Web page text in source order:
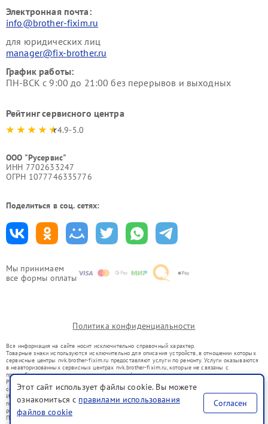
Мы принимаем
все формы оплаты
Электронная почта:
info@brother-fixim.ru
для юридических лиц
manager@fix-brother.ru
График работы:
ПН-ВСК с 9:00 до 21:00 без перерывов и выходных
Рейтинг сервисного центра
4.9-5.0
ООО "Русервис"
ИНН 7702633247
ОГРН 1077746335776
Поделиться в соц. сетях:
Политика конфиденциальности
Вся информация на сайте носит исключительно справочный характер.
Товарные знаки используются исключительно для описания устройств, в отношении которых
сервисные центры nvk.brother-fixim.ru предоставляют услуги по ремонту. Услуги оказываются
в неавторизованных сервисных центрах nvk.brother-fixim.ru, которые не связаны с
правообладателями товарных знаков или их официальными представителями.
Ремонт осуществляется для устройств, уже введенных в гражданский оборот в соответствии
со статьей 1487 ГК РФ.
Использование товарных знаков не преследует цели индивидуализации услуг или введения
потребителей в заблуждение, а служит для информирования о предоставляемых услугах по
ремонту техники указанных брендов.
Представленная на сайте информация не является публичной офертой, определяемой
Этот сайт использует файлы cookie. Вы можете
ознакомиться с правилами использования
файлов cookie
Согласен